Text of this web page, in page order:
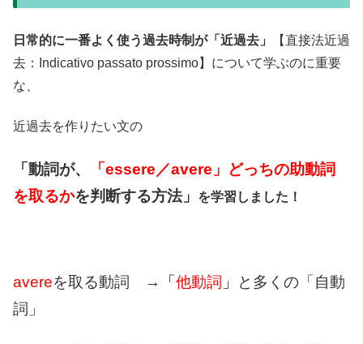
日常的に一番よく使う過去時制が「近過去」
【直接法近過
去：Indicativo passato prossimo】について学ぶのに重要
な、
近過去を作りたい文の
「動詞が、
「essere／avere」どっちの助動詞
を取るかを判断する方法」 を学習しました！
avereを取る動詞 → 「 他動詞 」
と多くの「自動
詞」